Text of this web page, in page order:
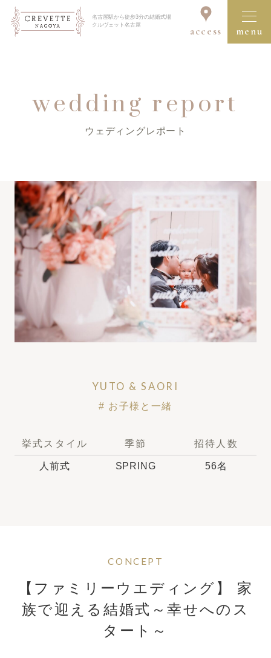
名古屋駅から徒歩3分の結婚式場
クルヴェット名古屋
access menu
クルヴェット名古屋の結婚式
セレモニー＆パーティ
ドレス＆アイテム
料理・デザート
結婚式までの流れ
ウエディングレポート
よくあるご質問
ご列席者様へ
電話でフェア予約 : 052-562-5528
平日 10:00 ～ 19:00 土日祝9:00 ～ 20:00
wedding report
ウェディングレポート
YUTO & SAORI
# お子様と一緒
挙式スタイル
人前式
季節
SPRING
招待人数
56名
CONCEPT
【ファミリーウエディング】 家
族で迎える結婚式～幸せへのス
タート～